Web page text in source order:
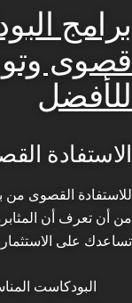
برامج
قصوى
للأفضل
الاستفادة
للاستفادة القصوى من
من أن تعرف أن
تساعدك على
البودكاست